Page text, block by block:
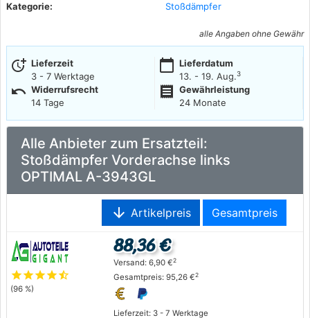
Kategorie: Stoßdämpfer
alle Angaben ohne Gewähr
more_time Lieferzeit
3 - 7 Werktage
calendar_today Lieferdatum
13. - 19. Aug.3
undo Widerrufsrecht
14 Tage
receipt
Gewährleistung
24 Monate
Alle Anbieter zum Ersatzteil:
Stoßdämpfer Vorderachse links
OPTIMAL A-3943GL
arrow_downward Artikelpreis Gesamtpreis
starstarstarstarstar_half
(96 %)
Lieferzeit: 3 - 7 Werktage
88,36 €
Versand: 6,90 €2
Gesamtpreis: 95,26 €2